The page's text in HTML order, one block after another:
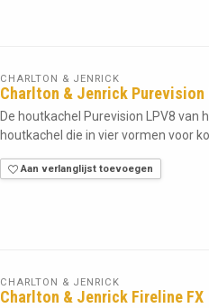
CHARLTON & JENRICK
Charlton & Jenrick Purevision
De houtkachel Purevision LPV8 van
houtkachel die in vier vormen voor
Aan verlanglijst toevoegen
CHARLTON & JENRICK
Charlton & Jenrick Fireline FX